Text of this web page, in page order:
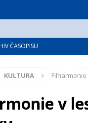
ČASOPISU
VOLNÝ ČAS
Prodaná nevěsta
KULTURA
v